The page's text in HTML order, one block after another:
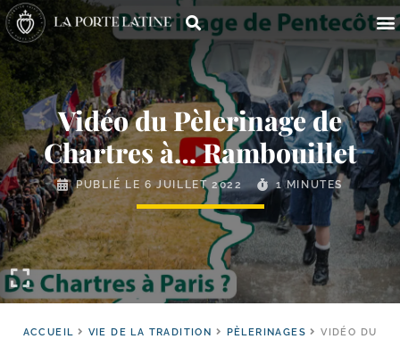
Vidéo du Pèlerinage de
Chartres à… Rambouillet
PUBLIÉ LE6 JUILLET 2022 1 MINUTES
ACCUEIL VIE DE LA TRADITION PÈLERINAGES
VIDÉO DU